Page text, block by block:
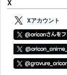
X
Xアカウント